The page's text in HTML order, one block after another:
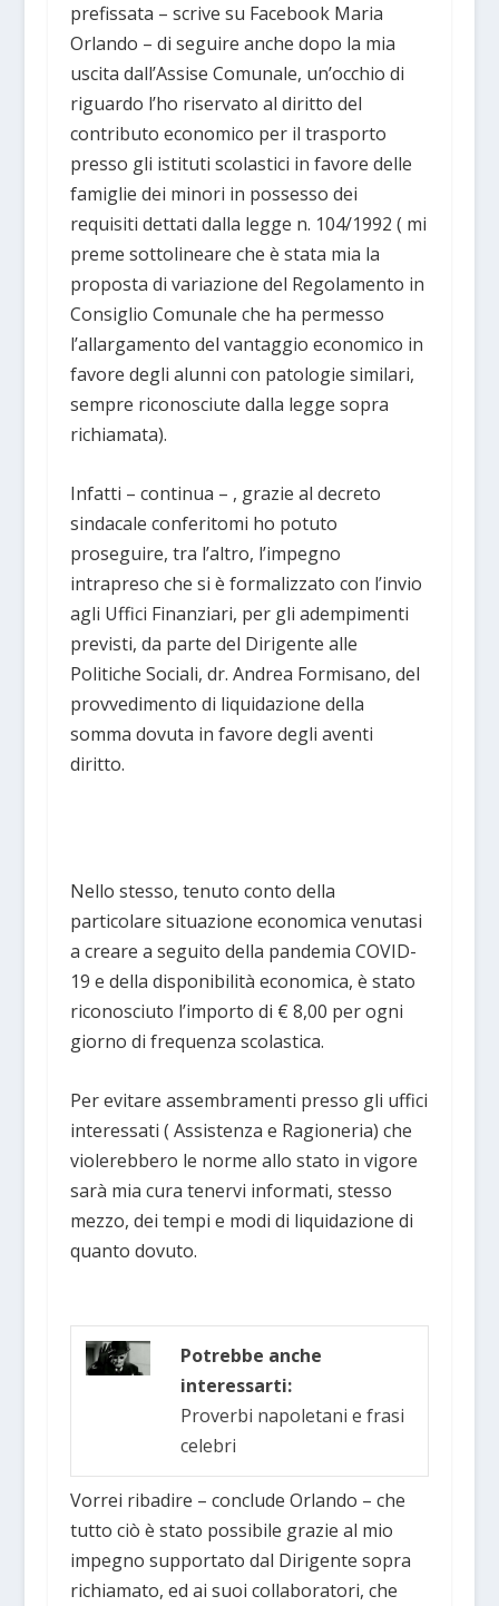
prefissata – scrive su Facebook Maria
Orlando – di seguire anche dopo la mia
uscita dall’Assise Comunale, un’occhio di
riguardo l’ho riservato al diritto del
contributo economico per il trasporto
presso gli istituti scolastici in favore delle
famiglie dei minori in possesso dei
requisiti dettati dalla legge n. 104/1992 ( mi
preme sottolineare che è stata mia la
proposta di variazione del Regolamento in
Consiglio Comunale che ha permesso
l’allargamento del vantaggio economico in
favore degli alunni con patologie similari,
sempre riconosciute dalla legge sopra
richiamata).
Infatti – continua – , grazie al decreto
sindacale conferitomi ho potuto
proseguire, tra l’altro, l’impegno
intrapreso che si è formalizzato con l’invio
agli Uffici Finanziari, per gli adempimenti
previsti, da parte del Dirigente alle
Politiche Sociali, dr. Andrea Formisano, del
provvedimento di liquidazione della
somma dovuta in favore degli aventi
diritto.
Nello stesso, tenuto conto della
particolare situazione economica venutasi
a creare a seguito della pandemia COVID-
19 e della disponibilità economica, è stato
riconosciuto l’importo di € 8,00 per ogni
giorno di frequenza scolastica.
Per evitare assembramenti presso gli uffici
interessati ( Assistenza e Ragioneria) che
violerebbero le norme allo stato in vigore
sarà mia cura tenervi informati, stesso
mezzo, dei tempi e modi di liquidazione di
quanto dovuto.
Potrebbe anche
interessarti:
Proverbi napoletani e frasi
celebri
Vorrei ribadire – conclude Orlando – che
tutto ciò è stato possibile grazie al mio
impegno supportato dal Dirigente sopra
richiamato, ed ai suoi collaboratori, che